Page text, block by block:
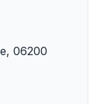
06200